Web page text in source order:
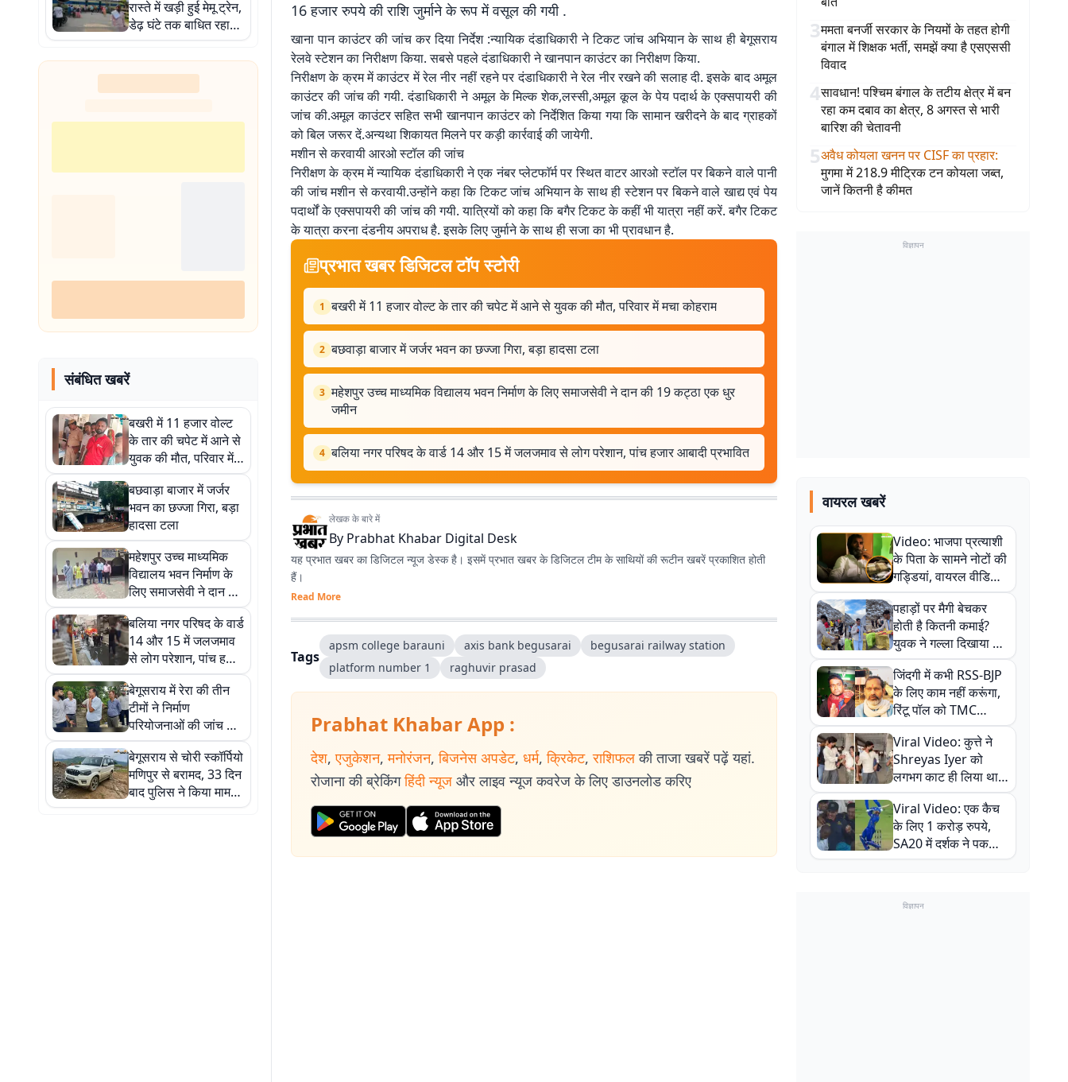
रास्ते में खड़ी हुई मेमू ट्रेन,
डेढ़ घंटे तक बाधित रहा
आवागमन
संबंधित खबरें
बखरी में 11 हजार वोल्ट
के तार की चपेट में आने से
युवक की मौत, परिवार में
मचा कोहराम
बछवाड़ा बाजार में जर्जर
भवन का छज्जा गिरा, बड़ा
हादसा टला
महेशपुर उच्च माध्यमिक
विद्यालय भवन निर्माण के
लिए समाजसेवी ने दान की
19 कट्ठा एक धुर जमीन
बलिया नगर परिषद के वार्ड
14 और 15 में जलजमाव
से लोग परेशान, पांच हजार
आबादी प्रभावित
बेगूसराय में रेरा की तीन
टीमों ने निर्माण
परियोजनाओं की जांच की,
नियम उल्लंघन पर होगी
कार्रवाई
बेगूसराय से चोरी स्कॉर्पियो
मणिपुर से बरामद, 33 दिन
बाद पुलिस ने किया मामले
का उद्भेदन
16 हजार रुपये की राशि जुर्माने के रूप में वसूल की गयी .
खाना पान काउंटर की जांच कर दिया निर्देश :न्यायिक दंडाधिकारी ने टिकट जांच अभियान के साथ ही बेगूसराय
रेलवे स्टेशन का निरीक्षण किया. सबसे पहले दंडाधिकारी ने खानपान काउंटर का निरीक्षण किया.
निरीक्षण के क्रम में काउंटर में रेल नीर नहीं रहने पर दंडाधिकारी ने रेल नीर रखने की सलाह दी. इसके बाद अमूल
काउंटर की जांच की गयी. दंडाधिकारी ने अमूल के मिल्क शेक,लस्सी,अमूल कूल के पेय पदार्थ के एक्सपायरी की
जांच की.अमूल काउंटर सहित सभी खानपान काउंटर को निर्देशित किया गया कि सामान खरीदने के बाद ग्राहकों
को बिल जरूर दें.अन्यथा शिकायत मिलने पर कड़ी कार्रवाई की जायेगी.
मशीन से करवायी आरओ स्टॉल की जांच
निरीक्षण के क्रम में न्यायिक दंडाधिकारी ने एक नंबर प्लेटफाॅर्म पर स्थित वाटर आरओ स्टॉल पर बिकने वाले पानी
की जांच मशीन से करवायी.उन्होंने कहा कि टिकट जांच अभियान के साथ ही स्टेशन पर बिकने वाले खाद्य एवं पेय
पदार्थों के एक्सपायरी की जांच की गयी. यात्रियों को कहा कि बगैर टिकट के कहीं भी यात्रा नहीं करें. बगैर टिकट
के यात्रा करना दंडनीय अपराध है. इसके लिए जुर्माने के साथ ही सजा का भी प्रावधान है.
प्रभात खबर डिजिटल टॉप स्टोरी
1 बखरी में 11 हजार वोल्ट के तार की चपेट में आने से युवक की मौत, परिवार में मचा कोहराम
2 बछवाड़ा बाजार में जर्जर भवन का छज्जा गिरा, बड़ा हादसा टला
3 महेशपुर उच्च माध्यमिक विद्यालय भवन निर्माण के लिए समाजसेवी ने दान की 19 कट्ठा एक धुर
जमीन
4 बलिया नगर परिषद के वार्ड 14 और 15 में जलजमाव से लोग परेशान, पांच हजार आबादी प्रभावित
लेखक के बारे में
By Prabhat Khabar Digital Desk
यह प्रभात खबर का डिजिटल न्यूज डेस्क है। इसमें प्रभात खबर के डिजिटल टीम के साथियों की रूटीन खबरें प्रकाशित होती
हैं।
Read More
Tags
apsm college barauni axis bank begusarai
begusarai railway station
platform number 1
raghuvir prasad
Prabhat Khabar App :
देश, एजुकेशन, मनोरंजन, बिजनेस अपडेट, धर्म, क्रिकेट, राशिफल की ताजा खबरें पढ़ें यहां.
रोजाना की ब्रेकिंग हिंदी न्यूज और लाइव न्यूज कवरेज के लिए डाउनलोड करिए
3ममता बनर्जी सरकार के नियमों के तहत होगी
बंगाल में शिक्षक भर्ती, समझें क्या है एसएससी
विवाद
4सावधान! पश्चिम बंगाल के तटीय क्षेत्र में बन
रहा कम दबाव का क्षेत्र, 8 अगस्त से भारी
बारिश की चेतावनी
5अवैध कोयला खनन पर CISF का प्रहार:
मुगमा में 218.9 मीट्रिक टन कोयला जब्त,
जानें कितनी है कीमत
विज्ञापन
वायरल खबरें
Video: भाजपा प्रत्याशी
के पिता के सामने नोटों की
गड्डियां, वायरल वीडियो
से राजनीति में उबाल,
अजित महतो बोले- TMC
की गंदी चाल
पहाड़ों पर मैगी बेचकर
होती है कितनी कमाई?
युवक ने गल्ला दिखाया तो
नौकरी वालों के खड़े हो गए
कान
जिंदगी में कभी RSS-BJP
के लिए काम नहीं करूंगा,
रिंटू पॉल को TMC
ऑफिस में ले जाकर पीटा,
Video वायरल
Viral Video: कुत्ते ने
Shreyas Iyer को
लगभग काट ही लिया था,
न्यूजीलैंड सीरीज से पहले
बाल-बाल बचे
Viral Video: एक कैच
के लिए 1 करोड़ रुपये,
SA20 में दर्शक ने पकड़ा
एक हाथ से गजब का कैच
विज्ञापन